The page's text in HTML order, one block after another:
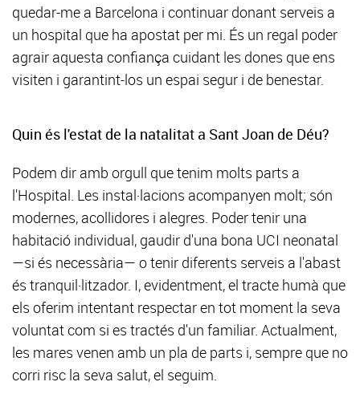
quedar-me a Barcelona i continuar donant serveis a
un hospital que ha apostat per mi. És un regal poder
agrair aquesta confiança cuidant les dones que ens
visiten i garantint-los un espai segur i de benestar.
Quin és l'estat de la natalitat a Sant Joan de Déu?
Podem dir amb orgull que tenim molts parts a
l'Hospital. Les instal·lacions acompanyen molt; són
modernes, acollidores i alegres. Poder tenir una
habitació individual, gaudir d'una bona UCI neonatal
—si és necessària— o tenir diferents serveis a l'abast
és tranquil·litzador. I, evidentment, el tracte humà que
els oferim intentant respectar en tot moment la seva
voluntat com si es tractés d'un familiar. Actualment,
les mares venen amb un pla de parts i, sempre que no
corri risc la seva salut, el seguim.